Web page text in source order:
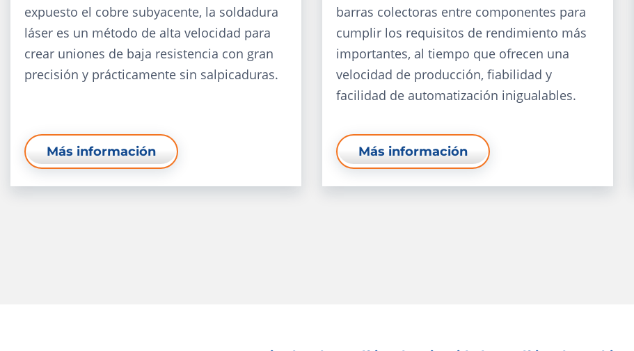
expuesto el cobre subyacente, la soldadura
láser es un método de alta velocidad para
crear uniones de baja resistencia con gran
precisión y prácticamente sin salpicaduras.
Más información
barras colectoras entre componentes para
cumplir los requisitos de rendimiento más
importantes, al tiempo que ofrecen una
velocidad de producción, fiabilidad y
facilidad de automatización inigualables.
Más información